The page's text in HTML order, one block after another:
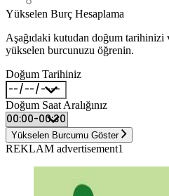
Yükselen Burç Hesaplama
Aşağıdaki kutudan doğum tarihinizi
yükselen burcunuzu öğrenin.
Doğum Tarihiniz
Doğum Saat Aralığınız
Yükselen Burcumu Göster
REKLAM advertisement1